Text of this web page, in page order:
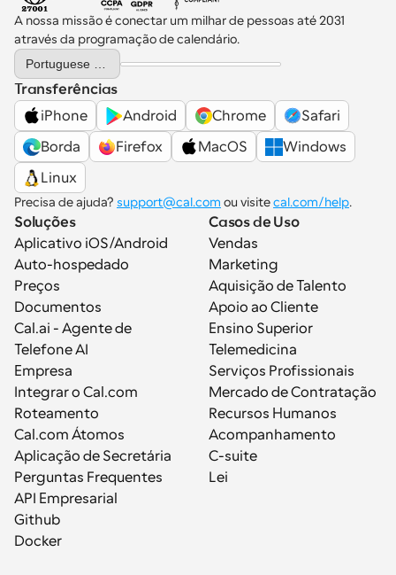
A nossa missão é conectar um milhar de pessoas até 2031
através da programação de calendário.
Select Language
Transferências
iPhone
Android Chrome
Safari
Borda
Firefox MacOS
Windows
Linux
Precisa de ajuda? support@cal.com ou visite cal.com/help.
Soluções
Aplicativo iOS/Android
Auto-hospedado
Preços
Documentos
Cal.ai - Agente de
Telefone AI
Empresa
Integrar o Cal.com
Roteamento
Cal.com Átomos
Aplicação de Secretária
Perguntas Frequentes
API Empresarial
Github
Docker
Casos de Uso
Vendas
Marketing
Aquisição de Talento
Apoio ao Cliente
Ensino Superior
Telemedicina
Serviços Profissionais
Mercado de Contratação
Recursos Humanos
Acompanhamento
C-suite
Lei